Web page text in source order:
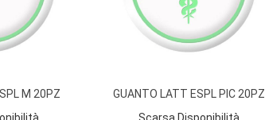
M 20PZ
GUANTO LATT ESPL PIC 20PZ